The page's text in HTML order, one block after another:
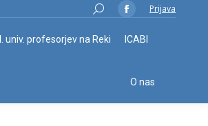
Search:
Facebook
page
new
window
Prijava
univ. profesorjev na Reki ICABI
O nas